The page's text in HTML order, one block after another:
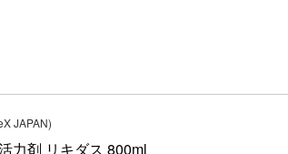
JAPAN)
力剤 リキダス 800ml